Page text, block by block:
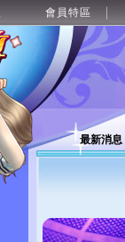
會員特區
最新消息